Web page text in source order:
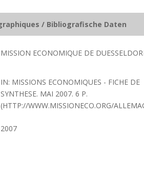
/ Bibliografische Daten
MISSION ECONOMIQUE DE
IN: MISSIONS ECONOMIQUES - FICHE DE
SYNTHESE. MAI 2007. 6 P.
(HTTP://WWW.MISSIONECO.ORG/
2007